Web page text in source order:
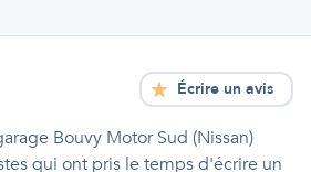
Écrire un avis
Bouvy Motor Sud (Nissan)
qui ont pris le temps d'écrire un